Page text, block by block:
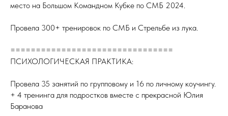
место на Большом Командном Кубке по СМБ 2024.
Провела 300+ тренировок по СМБ и Стрельбе из лука.
================================
ПСИХОЛОГИЧЕСКАЯ ПРАКТИКА:
Провела 35 занятий по групповому и 16 по личному коучингу.
+ 4 тренинга для подростков вместе с прекрасной Юлия
Баранова